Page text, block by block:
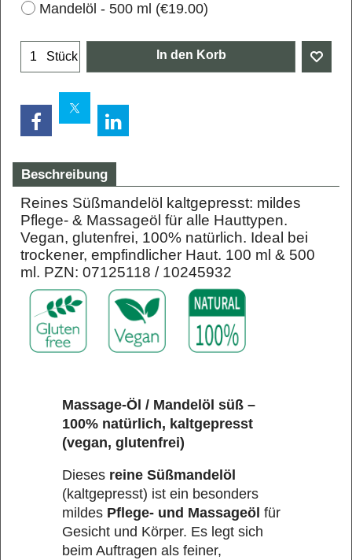
Mandelöl - 500 ml (€19.00)
Stück In den Korb
Beschreibung
Reines Süßmandelöl kaltgepresst: mildes
Pflege- & Massageöl für alle Hauttypen.
Vegan, glutenfrei, 100% natürlich. Ideal bei
trockener, empfindlicher Haut. 100 ml & 500
ml. PZN: 07125118 / 10245932
Massage-Öl / Mandelöl süß –
100% natürlich, kaltgepresst
(vegan, glutenfrei)
Dieses reine Süßmandelöl
(kaltgepresst) ist ein besonders
mildes Pflege- und Massageöl für
Gesicht und Körper. Es legt sich
beim Auftragen als feiner,